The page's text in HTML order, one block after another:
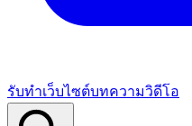
รับทำเว็บไซต์บทความวิดีโอ